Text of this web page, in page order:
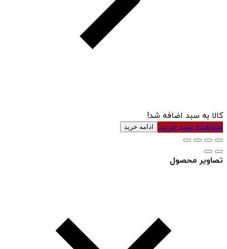
کالا به سبد اضافه شد!
مشاهده سبد خرید ادامه خرید
تصاویر محصول